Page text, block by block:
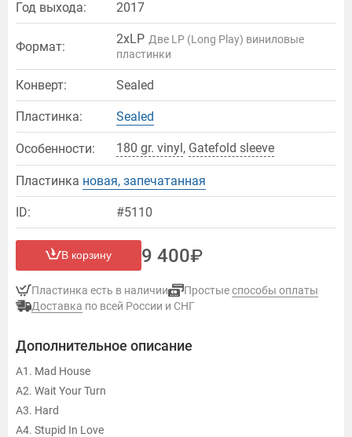
Год выхода: 2017
Формат: 2xLP Две LP (Long Play) виниловые
пластинки
Конверт: Sealed
Пластинка: Sealed
Особенности: 180 gr. vinyl, Gatefold sleeve
Пластинка новая, запечатанная
ID: #5110
В корзину 9 400
Пластинка есть в наличии Простыеспособы оплаты
Доставка по всей России и СНГ
Дополнительное описание
A1. Mad House
A2. Wait Your Turn
A3. Hard
A4. Stupid In Love